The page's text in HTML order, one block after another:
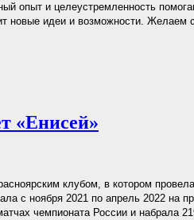
опыт и целеустремленность
идеи и возможности. Желаем
«Енисей»
клубом, в котором
с ноября 2021 по апрель 2022 на
чемпионата России и набрала